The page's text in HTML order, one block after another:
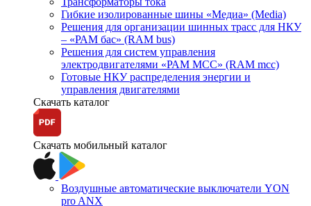
Гибкие изолированные шины «Медиа» (Media)
Решения для организации шинных трасс для НКУ
– «РАМ бас» (RAM bus)
Решения для систем управления
электродвигателями «РАМ МСС» (RAM mcc)
Готовые НКУ распределения энергии и
управления двигателями
Скачать каталог
Скачать мобильный каталог
Воздушные автоматические выключатели YON
pro ANX